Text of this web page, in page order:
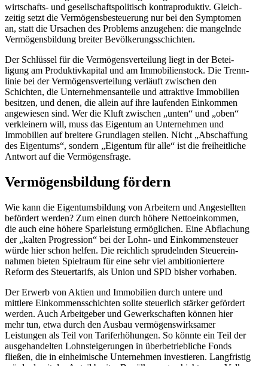
wirtschafts- und gesell­schafts­po­li­tisch kontra­pro­duktiv. Gleich­
zeitig setzt die Vermö­gens­be­steuerung nur bei den Symptomen
an, statt die Ursachen des Problems anzugehen: die mangelnde
Vermö­gens­bildung breiter Bevölkerungsschichten.
Der Schlüssel für die Vermö­gens­ver­teilung liegt in der Betei­
ligung am Produk­tiv­ka­pital und am Immobi­li­en­stock. Die Trenn­
linie bei der Vermö­gens­ver­teilung verläuft zwischen den
Schichten, die Unter­neh­mens­an­teile und attraktive Immobilien
besitzen, und denen, die allein auf ihre laufenden Einkommen
angewiesen sind. Wer die Kluft zwischen „unten“ und „oben“
verkleinern will, muss das Eigentum an Unter­nehmen und
Immobilien auf breitere Grund­lagen stellen. Nicht „Abschaffung
des Eigentums“, sondern „Eigentum für alle“ ist die freiheit­liche
Antwort auf die Vermögensfrage.
Vermö­gens­bildung fördern
Wie kann die Eigen­tums­bildung von Arbeitern und Angestellten
befördert werden? Zum einen durch höhere Netto­ein­kommen,
die auch eine höhere Sparleistung ermög­lichen. Eine Abfla­chung
der „kalten Progression“ bei der Lohn- und Einkom­men­steuer
würde hier schon helfen. Die reichlich sprudelnden Steuer­ein­
nahmen bieten Spielraum für eine sehr viel ambitio­niertere
Reform des Steuer­tarifs, als Union und SPD bisher vorhaben.
Der Erwerb von Aktien und Immobilien durch untere und
mittlere Einkom­mens­schichten sollte steuerlich stärker gefördert
werden. Auch Arbeit­geber und Gewerk­schaften können hier
mehr tun, etwa durch den Ausbau vermö­gens­wirk­samer
Leistungen als Teil von Tarif­er­hö­hungen. So könnte ein Teil der
ausge­han­delten Lohnstei­ge­rungen in überbe­trieb­liche Fonds
fließen, die in einhei­mische Unter­nehmen inves­tieren. Langfristig